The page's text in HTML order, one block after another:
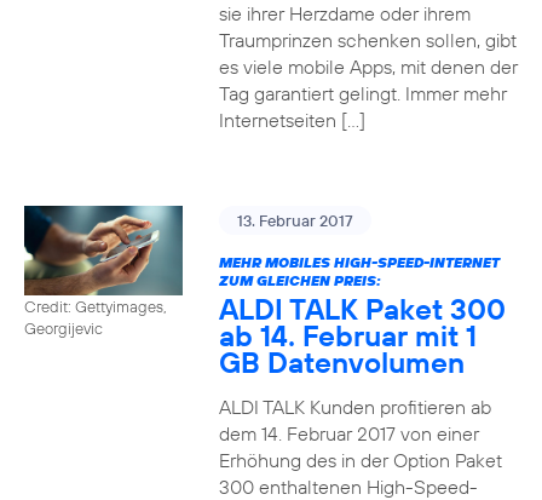
sie ihrer Herzdame oder ihrem
Traumprinzen schenken sollen, gibt
es viele mobile Apps, mit denen der
Tag garantiert gelingt. Immer mehr
Internetseiten […]
Credit: Gettyimages,
Georgijevic
13. Februar 2017
MEHR MOBILES HIGH-SPEED-INTERNET
ZUM GLEICHEN PREIS:
ALDI TALK Paket 300
ab 14. Februar mit 1
GB Datenvolumen
ALDI TALK Kunden profitieren ab
dem 14. Februar 2017 von einer
Erhöhung des in der Option Paket
300 enthaltenen High-Speed-